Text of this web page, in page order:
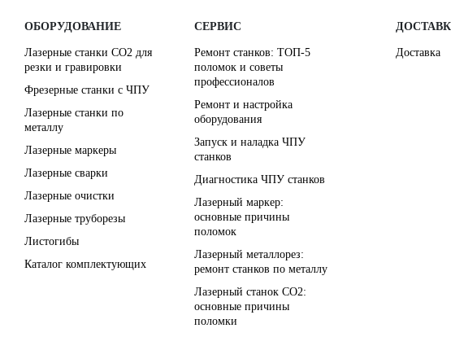
ОБОРУДОВАНИЕ
Лазерные станки CO2 для
резки и гравировки
Фрезерные станки с ЧПУ
Лазерные станки по
металлу
Лазерные маркеры
Лазерные сварки
Лазерные очистки
Лазерные труборезы
Листогибы
Каталог комплектующих
СЕРВИС
Ремонт станков: ТОП-5
поломок и советы
профессионалов
Ремонт и настройка
оборудования
Запуск и наладка ЧПУ
станков
Диагностика ЧПУ станков
Лазерный маркер:
основные причины
поломок
Лазерный металлорез:
ремонт станков по металлу
Лазерный станок СО2:
основные причины
поломки
Доставка